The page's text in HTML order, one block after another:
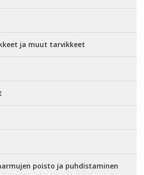
ja muut tarvikkeet
poisto ja puhdistaminen